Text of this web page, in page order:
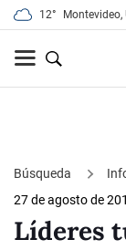
12° Montevideo,
Búsqueda
27 de agosto de
Líderes